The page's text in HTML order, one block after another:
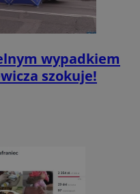
wypadkiem
szokuje!